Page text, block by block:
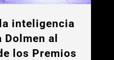
inteligencia
al
los Premios